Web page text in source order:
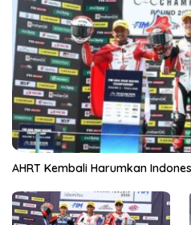
AHRT Kembali Harumkan